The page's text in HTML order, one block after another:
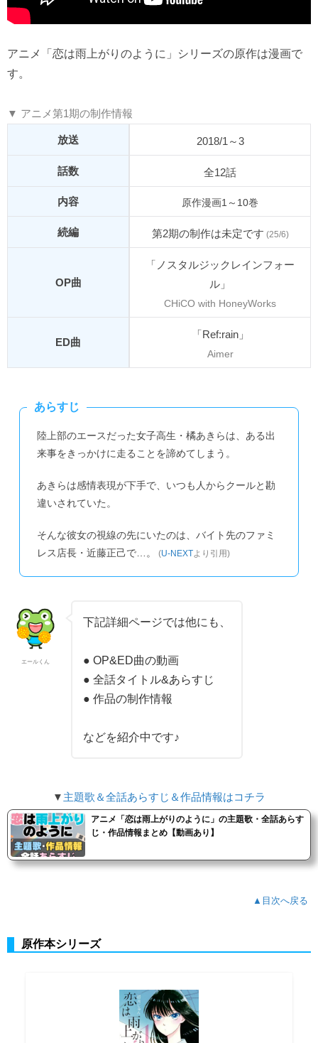
アニメ「恋は雨上がりのように」シリーズの原作は漫画で
す。
▼ アニメ第1期の制作情報
放送 2018/1～3
話数 全12話
内容 原作漫画1～10巻
続編 第2期の制作は未定です (25/6)
OP曲
「ノスタルジックレインフォー
ル」
CHiCO with HoneyWorks
ED曲
「Ref:rain」
Aimer
あらすじ
陸上部のエースだった女子高生・橘あきらは、ある出
来事をきっかけに走ることを諦めてしまう。
あきらは感情表現が下手で、いつも人からクールと勘
違いされていた。
そんな彼女の視線の先にいたのは、バイト先のファミ
レス店長・近藤正己で…。
(U-NEXTより引用)
エールくん
下記詳細ページでは他にも、
● OP&ED曲の動画
● 全話タイトル&あらすじ
● 作品の制作情報
などを紹介中です♪
▼ 主題歌＆全話あらすじ＆作品情報はコチラ
アニメ「恋は雨上がりのように」の主題歌・全話あらす
じ・作品情報まとめ【動画あり】
▲目次へ戻る
原作本シリーズ